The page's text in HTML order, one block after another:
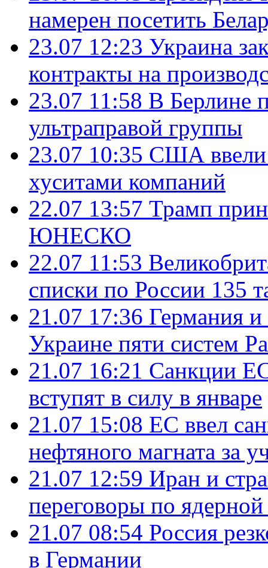
намерен посетить
23.07 12:23 Украина
контракты на
23.07 11:58 В Берлине
ультраправой группы
23.07 10:35 США ввели
хуситами компаний
22.07 13:57 Трамп
ЮНЕСКО
22.07 11:53
списки по России 135
21.07 17:36 Германия
Украине пяти систем
21.07 16:21 Санкции
вступят в силу в январе
21.07 15:08 ЕС ввел
нефтяного магната за
21.07 12:59 Иран и
переговоры по
21.07 08:54 Россия
в Германии